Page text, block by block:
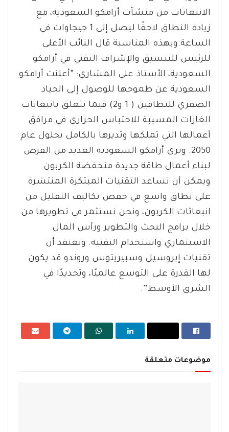
الانبعاثات من منشآت أرامكو السعودية، مع
زيادة النطاق لاحقًا ليصل إلى 1 جيجاوات في
الساعة.وبهذه المناسبة قال النائب الأعلى
للرئيس للتنسيق والإشراف التقني في أرامكو
السعودية، الأستاذ علي المشاري: “أعلنت أرامكو
السعودية عن طموحها للوصول إلى الحياد
الصفري للنطاقين ( 1 و2) فيما يتعلق بانبعاثات
الغازات المسببة للاحتباس الحراري في مرافق
أعمالها التي تملكها وتديرها بالكامل بحلول عام
2050. وترى أرامكو السعودية العديد من الفرص
لبناء أعمال طاقة جديدة منخفضة الكربون.
ويمكن أن تساعد التقنيات المبتكرة المنتشرة
على نطاق واسع في خفض تكاليف التقليل من
انبعاثات الكربون، ونحن نستثمر في تطويرها من
خلال برامج البحث والتطوير ورأس المال
الاستثماري واستخدام التقنية. ونعتقد أن
تقنيات إيروسيل وسبيريتوس وروندو قد يكون
لها القدرة على التوسع عالميًا، وتحديدًا في
الشرق الأوسط”.
موضوعات متعلقة